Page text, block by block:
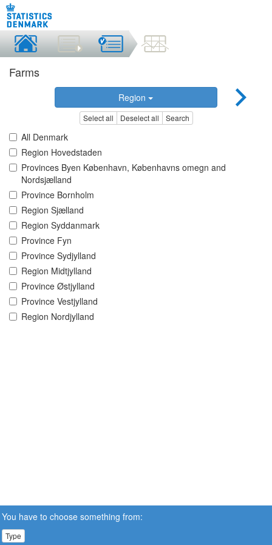
Farms
Region
Select all Deselect all Search
All Denmark
Region Hovedstaden
Provinces Byen København, Københavns omegn and
Nordsjælland
Province Bornholm
Region Sjælland
Region Syddanmark
Province Fyn
Province Sydjylland
Region Midtjylland
Province Østjylland
Province Vestjylland
Region Nordjylland
You have to choose something from:
Type